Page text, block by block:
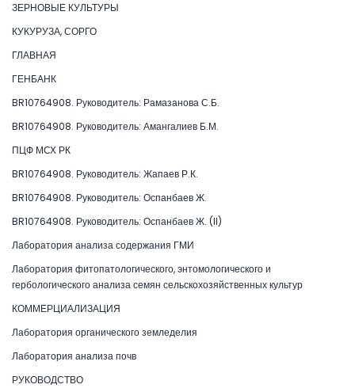
ЗЕРНОВЫЕ КУЛЬТУРЫ
КУКУРУЗА, СОРГО
ГЛАВНАЯ
ГЕНБАНК
BR10764908. Руководитель: Рамазанова С.Б.
BR10764908. Руководитель: Амангалиев Б.М.
ПЦФ МСХ РК
BR10764908. Руководитель: Жапаев Р.К.
BR10764908. Руководитель: Оспанбаев Ж.
BR10764908. Руководитель: Оспанбаев Ж. (II)
Лаборатория анализа содержания ГМИ
Лаборатория фитопатологического, энтомологического и
гербологического анализа семян сельскохозяйственных культур
КОММЕРЦИАЛИЗАЦИЯ
Лаборатория органического земледелия
Лаборатория анализа почв
РУКОВОДСТВО